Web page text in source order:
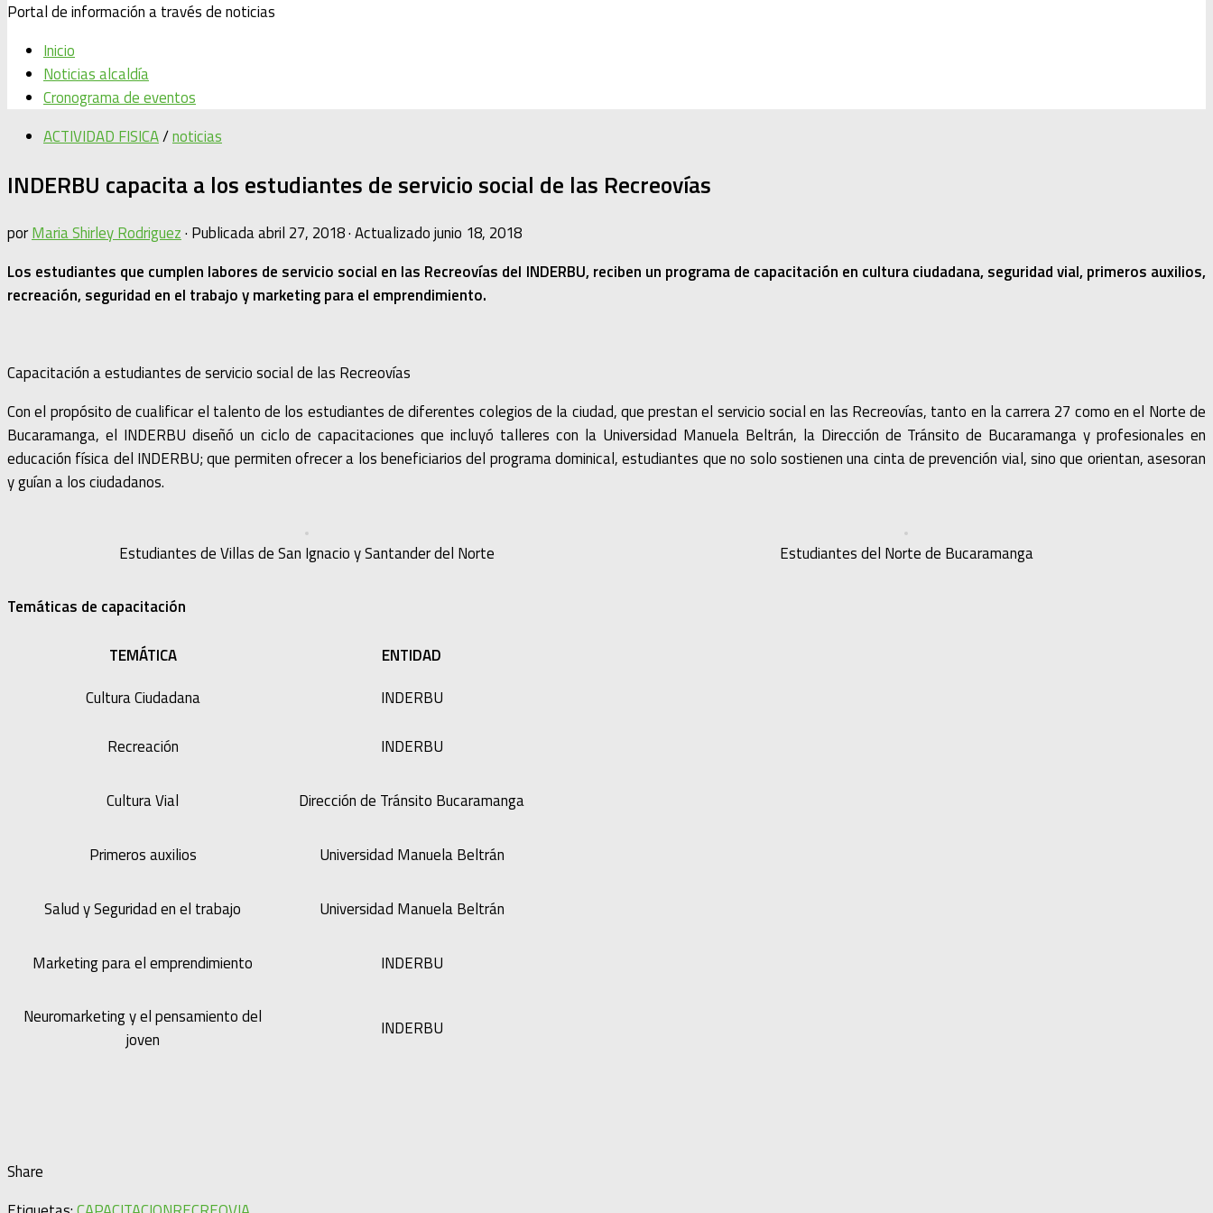
Portal de información a través de noticias
Inicio
Noticias alcaldía
Cronograma de eventos
ACTIVIDAD FISICA/noticias
INDERBU capacita a los estudiantes de servicio social de las Recreovías
porMaria Shirley Rodriguez· Publicadaabril 27, 2018· Actualizadojunio 18, 2018
Los estudiantes que cumplen labores de servicio social en las Recreovías del INDERBU, reciben un programa de capacitación en cultura ciudadana, seguridad vial, primeros auxilios,
recreación, seguridad en el trabajo y marketing para el emprendimiento.
Capacitación a estudiantes de servicio social de las Recreovías
Con el propósito de cualificar el talento de los estudiantes de diferentes colegios de la ciudad, que prestan el servicio social en las Recreovías, tanto en la carrera 27 como en el Norte de
Bucaramanga, el INDERBU diseñó un ciclo de capacitaciones que incluyó talleres con la Universidad Manuela Beltrán, la Dirección de Tránsito de Bucaramanga y profesionales en
educación física del INDERBU; que permiten ofrecer a los beneficiarios del programa dominical, estudiantes que no solo sostienen una cinta de prevención vial, sino que orientan, asesoran
y guían a los ciudadanos.
Estudiantes de Villas de San Ignacio y Santander del Norte Estudiantes del Norte de Bucaramanga
Temáticas de capacitación
TEMÁTICA
ENTIDAD
Cultura Ciudadana
INDERBU
Recreación INDERBU
Cultura Vial Dirección de Tránsito Bucaramanga
Primeros auxilios Universidad Manuela Beltrán
Salud y Seguridad en el trabajo Universidad Manuela Beltrán
Marketing para el emprendimiento INDERBU
Neuromarketing y el pensamiento del
joven
INDERBU
Share